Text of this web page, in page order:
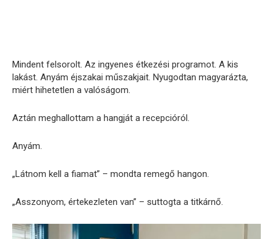
Mindent felsorolt. Az ingyenes étkezési programot. A kis
lakást. Anyám éjszakai műszakjait. Nyugodtan magyarázta,
miért hihetetlen a valóságom.
Aztán meghallottam a hangját a recepcióról.
Anyám.
„Látnom kell a fiamat” – mondta remegő hangon.
„Asszonyom, értekezleten van” – suttogta a titkárnő.